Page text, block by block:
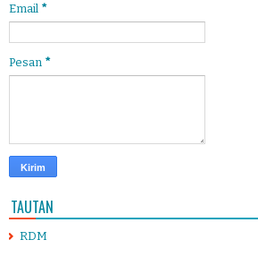
Email *
Pesan *
TAUTAN
RDM